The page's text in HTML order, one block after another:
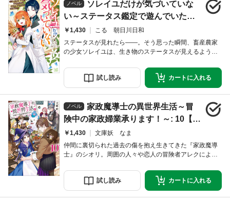
ってきて――!? シリーズ第十四弾、オール書き下ろ
ノベル
ソレイユだけが気づいていな
い～ステータス鑑定で遊んでいたら
とんでもないことになりました～
【特典SS付】
￥1,430
こる 朝日川日和
ステータスが見れたら――。そう思った瞬間、畜産農家
の少女ソレイユは、生き物のステータスが見えるよう
い……。そんなすごいのか、しょぼいのかわからないス
キルで、生き物を鑑定しまくっていたある日。ステータ
スが見えない牛を見つけたことから、暴走しがちなソレ
でもない未来を紡ぎ始めて!? 精霊と知り合い、ダンジ
ョン
試し読み カートに入れる
ノベル
家政魔導士の異世界生活～冒
険中の家政婦業承ります！～: 10【特
典SS付】
￥1,430
文庫妖 なま
仲間に裏切られた過去の傷を抱え生きてきた『家政魔導
士』のシオリ。周囲の人々や恋人の冒険者アレクによっ
レクと使い魔たちと暮らす新居を探すことに。ところが
新居候補はいわく付き物件のようで!? アレクとシオ
リ……冒険者たちは過去と向かいあい、未来を共に切り
試し読み カートに入れる